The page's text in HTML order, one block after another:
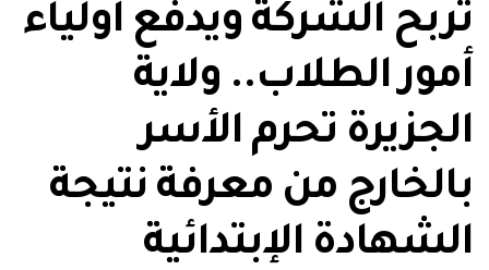
تربح الشركة ويدفع أولياء
أمور الطلاب.. ولاية
الجزيرة تحرم الأسر
بالخارج من معرفة نتيجة
الشهادة الإبتدائية